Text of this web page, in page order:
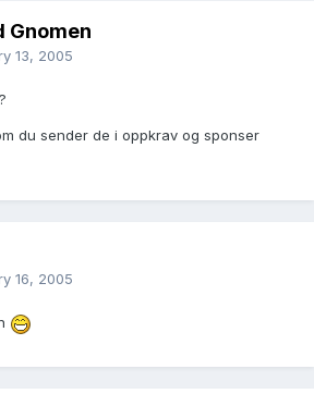
Gnomen
13, 2005
du sender de i oppkrav og sponser
16, 2005